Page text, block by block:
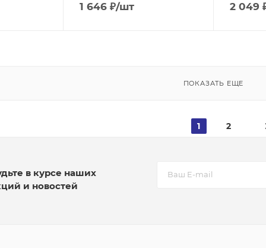
1 646 ₽/шт 2 049
ПОКАЗАТЬ ЕЩЕ
1 2
в курсе наших
и новостей